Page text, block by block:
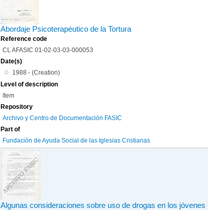
Abordaje Psicoterapéutico de la Tortura
Reference code
CL AFASIC 01-02-03-03-000053
Date(s)
1988 - (Creation)
Level of description
Item
Repository
Archivo y Centro de Documentación FASIC
Part of
Fundación de Ayuda Social de las Iglesias Cristianas
Algunas consideraciones sobre uso de drogas en los jóvenes